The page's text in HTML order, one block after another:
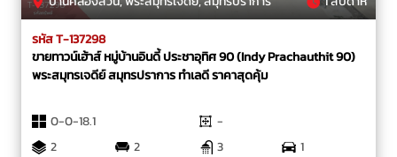
รหัส T-137298
ขายทาวน์เฮ้าส์ หมู่บ้านอินดี้ ประชาอุทิศ 90 (Indy Prachauthit 90)
พระสมุทรเจดีย์ สมุทรปราการ ทำเลดี ราคาสุดคุ้ม
0-0-18.1
-
2
2 3
1